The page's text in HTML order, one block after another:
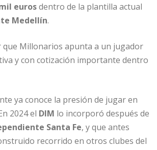
eurosdentro de la plantilla actual
Medellín.
que Millonarios apunta a un jugador
y con cotización importante dentro
ya conoce la presión de jugar en
2024 el DIM lo incorporó después de
Santa Fe, y que antes
recorrido en otros clubes del